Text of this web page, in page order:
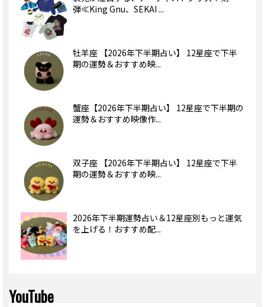
弾≪King Gnu、SEKAI ...
牡羊座 【2026年下半期占い】 12星座で下半
期の運勢＆おすすめ映...
蟹座【2026年下半期占い】 12星座で下半期の
運勢＆おすすめ映像作...
双子座 【2026年下半期占い】 12星座で下半
期の運勢＆おすすめ映...
2026年下半期運勢占い＆12星座別もっと運気
を上げる！おすすめ配...
YouTube